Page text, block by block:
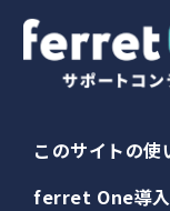
このサイトの使
ferret One導入